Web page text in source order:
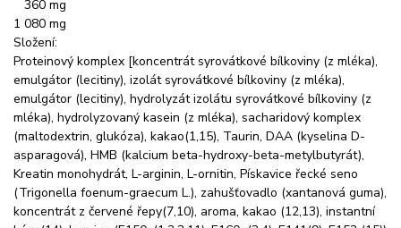
360 mg
1 080 mg
Složení:
Proteinový komplex [koncentrát syrovátkové bílkoviny (z mléka),
emulgátor (lecitiny), izolát syrovátkové bílkoviny (z mléka),
emulgátor (lecitiny), hydrolyzát izolátu syrovátkové bílkoviny (z
mléka), hydrolyzovaný kasein (z mléka), sacharidový komplex
(maltodextrin, glukóza), kakao(1,15), Taurin, DAA (kyselina D-
asparagová), HMB (kalcium beta-hydroxy-beta-metylbutyrát),
Kreatin monohydrát, L-arginin, L-ornitin, Pískavice řecké seno
(Trigonella foenum-graecum L.), zahušťovadlo (xantanová guma),
koncentrát z červené řepy(7,10), aroma, kakao (12,13), instantní